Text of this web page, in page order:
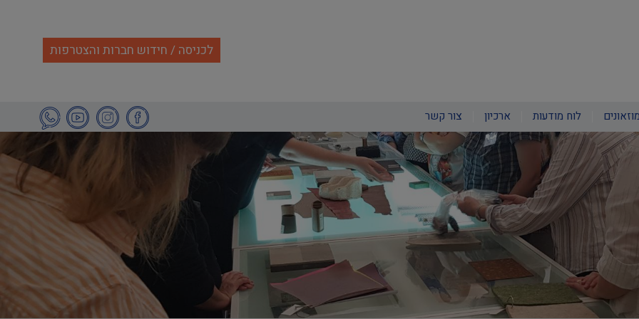
לכניסה / חידוש חברות והצטרפות
לוח מודעות ארכיון צור קשר